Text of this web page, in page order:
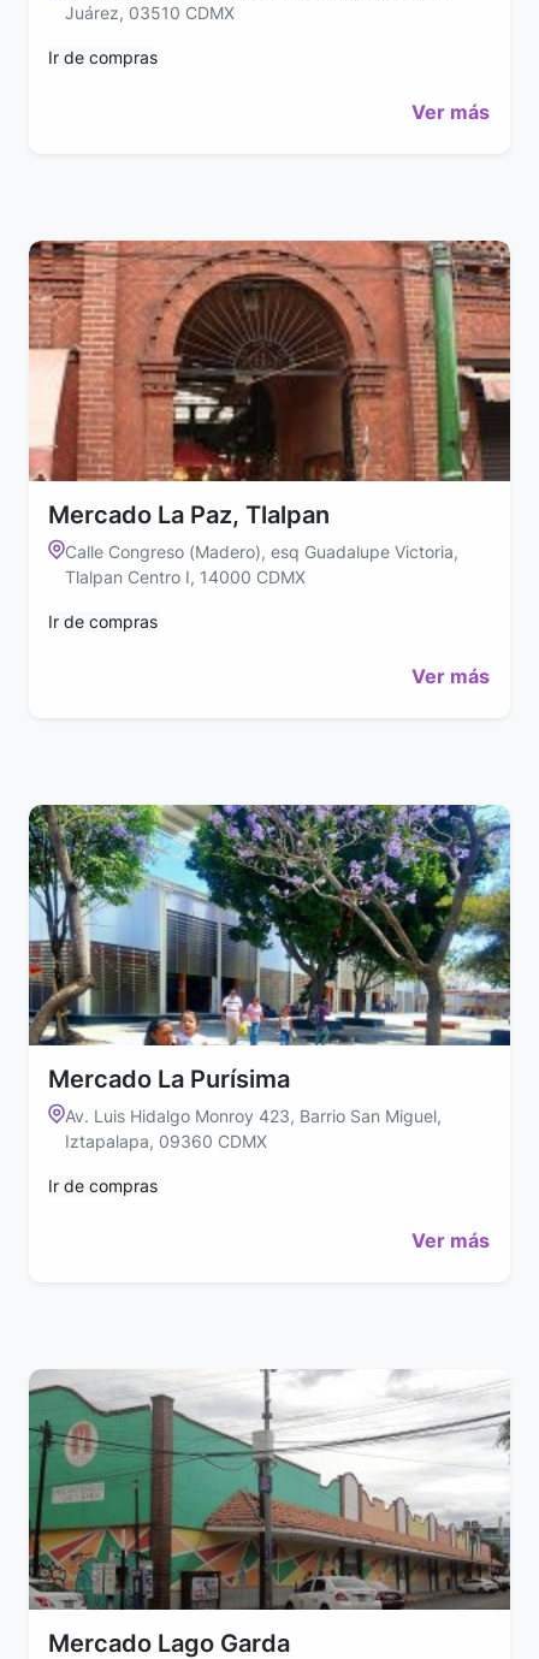
Juárez, 03510 CDMX
Ir de compras
Ver más
Mercado La Paz, Tlalpan
Calle Congreso (Madero), esq Guadalupe Victoria,
Tlalpan Centro I, 14000 CDMX
Ir de compras
Ver más
Mercado La Purísima
Av. Luis Hidalgo Monroy 423, Barrio San Miguel,
Iztapalapa, 09360 CDMX
Ir de compras
Ver más
Mercado Lago Garda